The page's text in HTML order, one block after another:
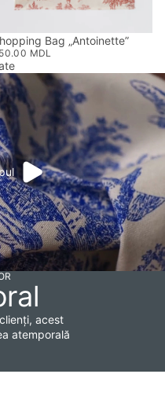
Bag „Antoinette”
MDL
acest
atemporală